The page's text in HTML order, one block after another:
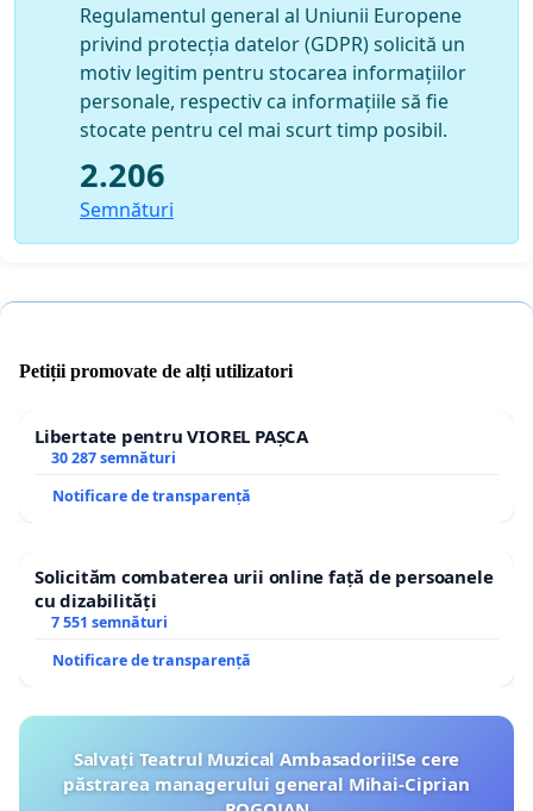
Regulamentul general al Uniunii Europene
privind protecția datelor (GDPR) solicită un
motiv legitim pentru stocarea informațiilor
personale, respectiv ca informațiile să fie
stocate pentru cel mai scurt timp posibil.
2.206
Semnături
Petiții promovate de alți utilizatori
Libertate pentru VIOREL PAȘCA
30 287 semnături
Notificare de transparență
Solicităm combaterea urii online față de persoanele
cu dizabilități
7 551 semnături
Notificare de transparență
Salvați Teatrul Muzical Ambasadorii!Se cere
păstrarea managerului general Mihai-Ciprian